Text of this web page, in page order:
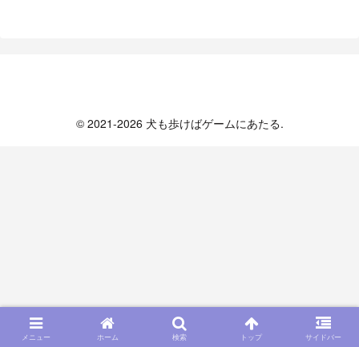
© 2021-2026 犬も歩けばゲームにあたる.
メニュー ホーム 検索 トップ サイドバー